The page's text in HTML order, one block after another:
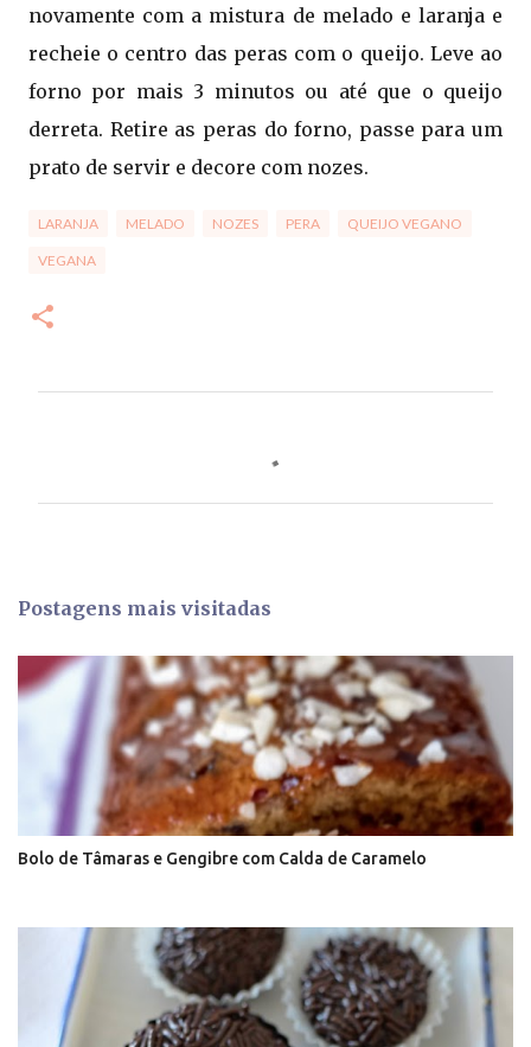
novamente com a mistura de melado e laranja e
recheie o centro das peras com o queijo. Leve ao
forno por mais 3 minutos ou até que o queijo
derreta. Retire as peras do forno, passe para um
prato de servir e decore com nozes.
LARANJA MELADO NOZES PERA QUEIJO VEGANO
VEGANA
r
i
Postagens mais visitadas
Bolo de Tâmaras e Gengibre com Calda de Caramelo